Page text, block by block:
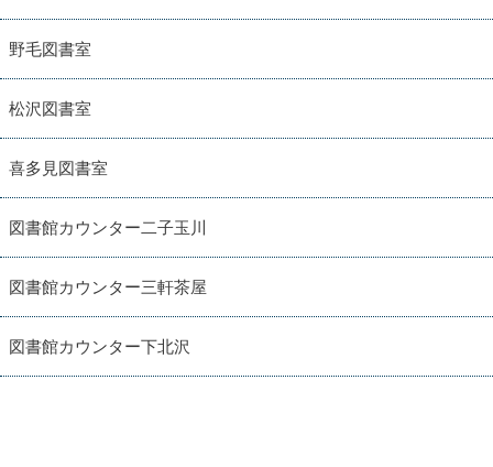
野毛図書室
松沢図書室
喜多見図書室
図書館カウンター二子玉川
図書館カウンター三軒茶屋
図書館カウンター下北沢